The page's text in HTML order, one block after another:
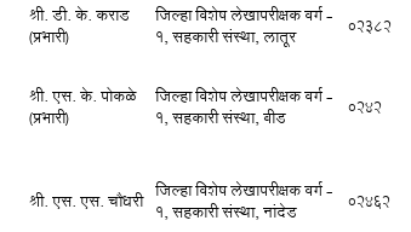
श्री. डी. के. कराड
(प्रभारी)
जिल्हा विशेष लेखापरीक्षक वर्ग -
1, सहकारी संस्था, लातूर 02382
श्री. एस. के. पोकळे
(प्रभारी)
जिल्हा विशेष लेखापरीक्षक वर्ग -
1, सहकारी संस्था, बीड 0242
श्री. एस. एस. चौधरी जिल्हा विशेष लेखापरीक्षक वर्ग -
1, सहकारी संस्था, नांदेड 02462